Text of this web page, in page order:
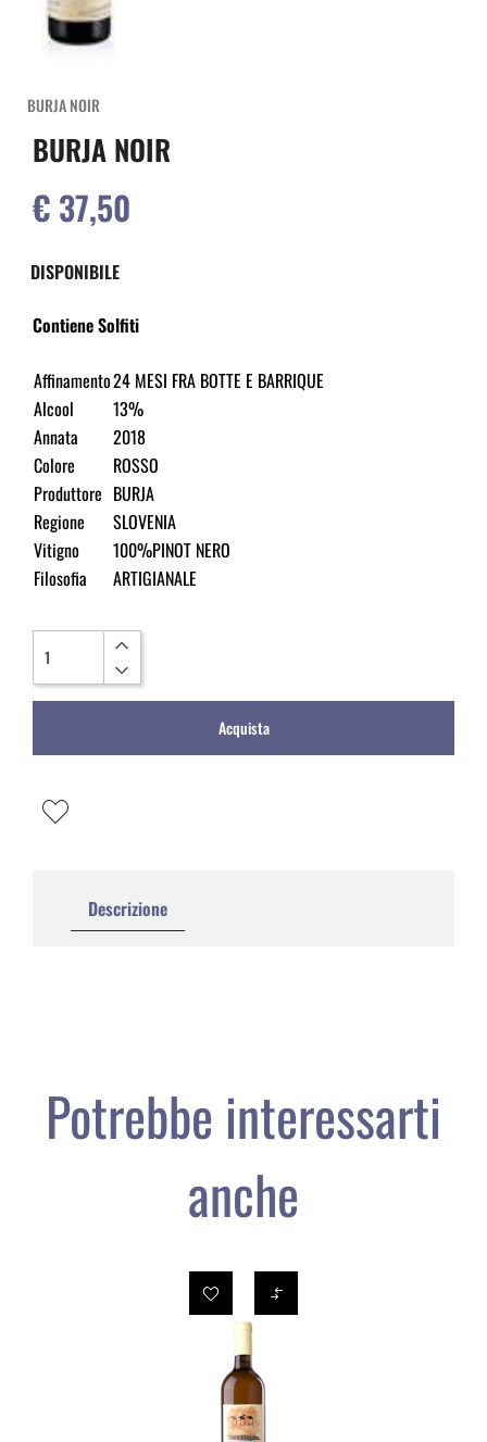
BURJA NOIR
BURJA NOIR
€ 37,50
DISPONIBILE
Contiene Solfiti
Affinamento24 MESI FRA BOTTE E BARRIQUE
Alcool
13%
Annata
2018
Colore
ROSSO
Produttore BURJA
Regione
SLOVENIA
Vitigno
100%PINOT NERO
Filosofia
ARTIGIANALE
Acquista
Descrizione
Potrebbe interessarti
anche